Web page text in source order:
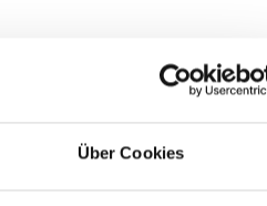
Über Cookies